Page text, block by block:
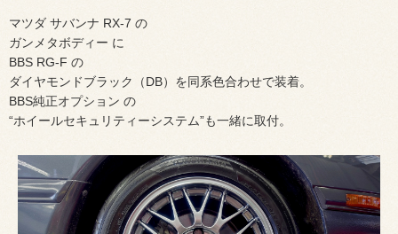
マツダ サバンナ RX-7 の
ガンメタボディー に
BBS RG-F の
ダイヤモンドブラック（DB）を同系色合わせで装着。
BBS純正オプション の
“ホイールセキュリティーシステム”も一緒に取付。